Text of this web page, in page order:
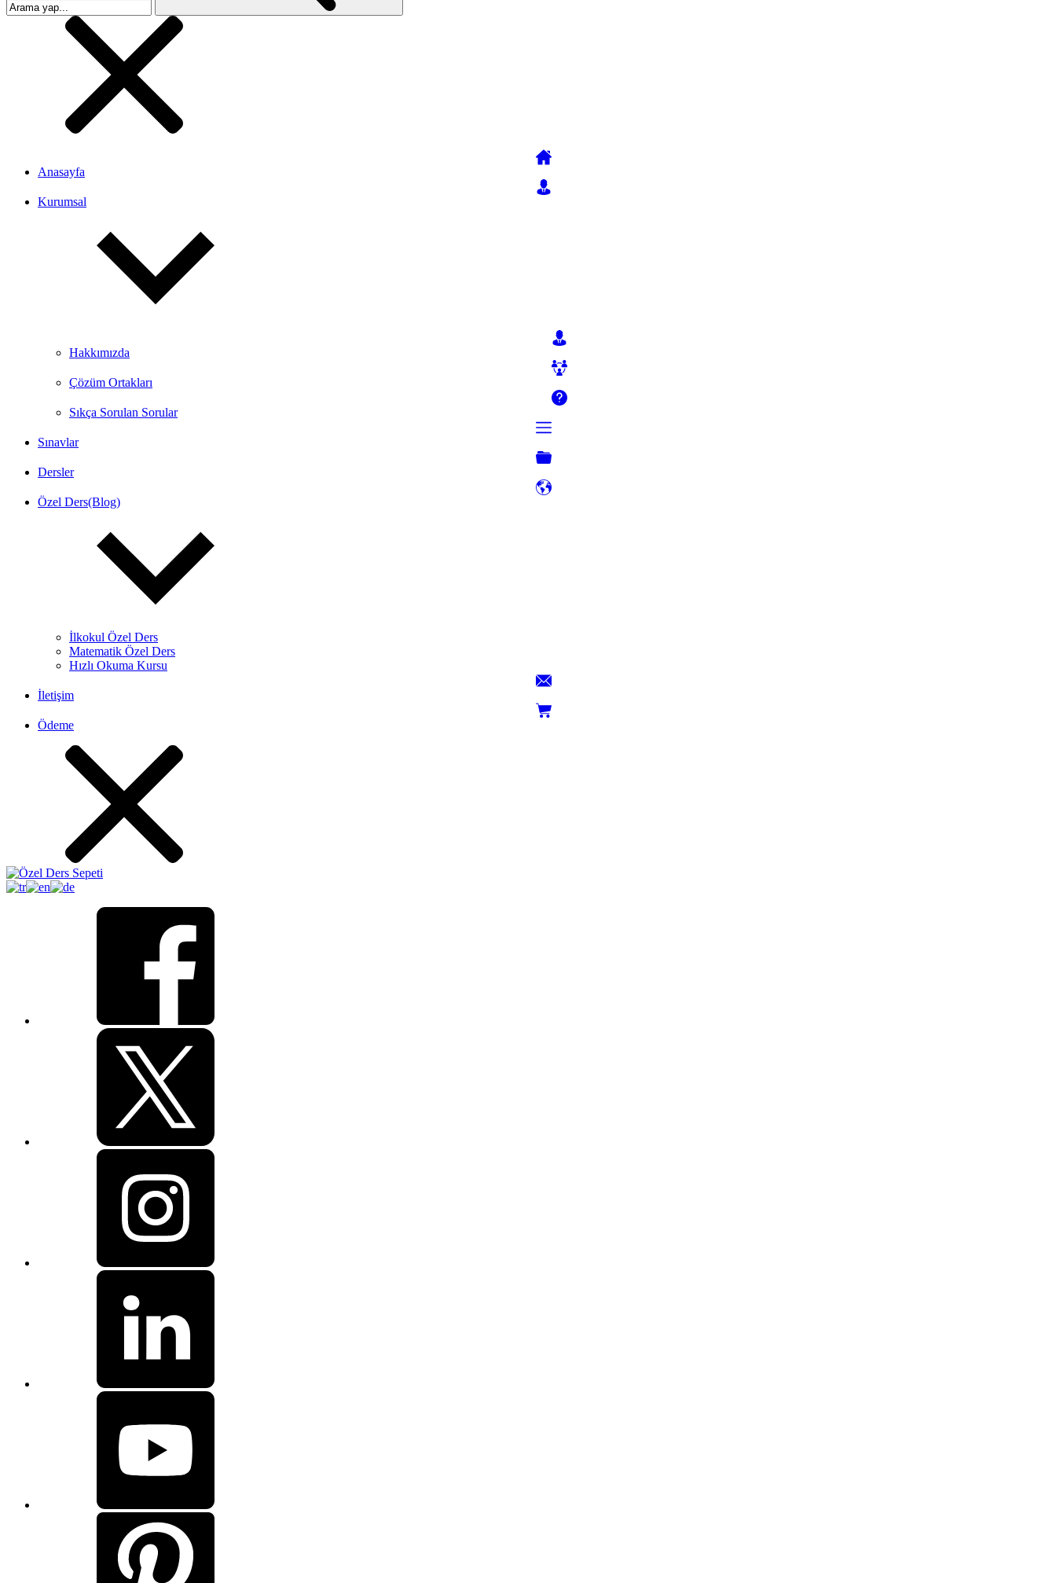
Anasayfa
Kurumsal
Hakkımızda
Çözüm Ortakları
Sıkça Sorulan Sorular
Sınavlar
Dersler
Özel Ders(Blog)
İlkokul Özel Ders
Matematik Özel Ders
Hızlı Okuma Kursu
İletişim
Ödeme